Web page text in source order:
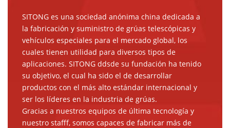
SITONG es una sociedad anónima china dedicada a
la fabricación y suministro de grúas telescópicas y
vehículos especiales para el mercado global, los
cuales tienen utilidad para diversos tipos de
aplicaciones. SITONG ddsde su fundación ha tenido
su objetivo, el cual ha sido el de desarrollar
productos con el más alto estándar internacional y
ser los líderes en la industria de grúas.
Gracias a nuestros equipos de última tecnología y
nuestro stafff, somos capaces de fabricar más de